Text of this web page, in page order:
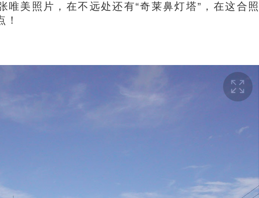
唯美照片，在不远处还有“奇莱鼻灯塔”，在这合照